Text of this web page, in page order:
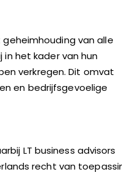
van alle
het kader van hun
verkregen. Dit omvat
en bedrijfsgevoelige
LT business advisors
recht van